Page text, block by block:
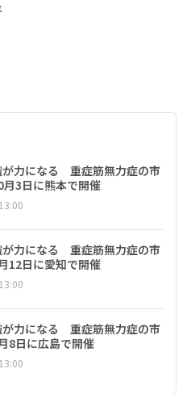
が力になる 重症筋無力症の市
月3日に熊本で開催
が力になる 重症筋無力症の市
12日に愛知で開催
が力になる 重症筋無力症の市
8日に広島で開催